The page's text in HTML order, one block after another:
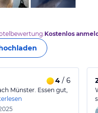
Kostenlos
4 / 6
Münster. Essen gut,